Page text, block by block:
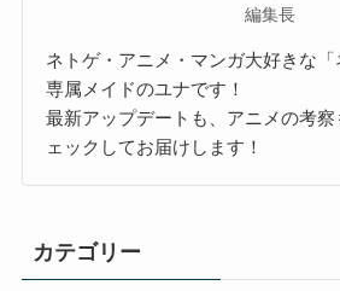
編集長
ネトゲ・アニメ・マンガ大好きな「
専属メイドのユナです！
最新アップデートも、アニメの考
ェックしてお届けします！
カテゴリー